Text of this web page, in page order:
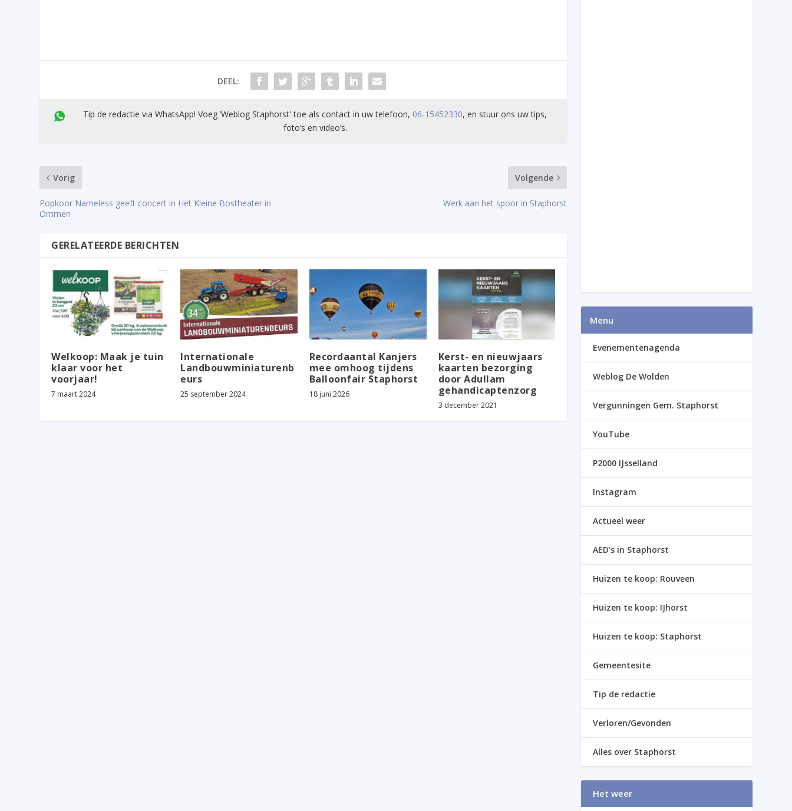
DEEL:
Tip de redactie via WhatsApp! Voeg ’Weblog Staphorst' toe als contact in uw telefoon, 06-15452330, en stuur ons uw tips,
foto’s en video’s.
Vorig
Popkoor Nameless geeft concert in Het Kleine Bostheater in
Ommen
Volgende
Werk aan het spoor in Staphorst
GERELATEERDE BERICHTEN
Welkoop: Maak je tuin
klaar voor het
voorjaar!
7 maart 2024
Internationale
Landbouwminiaturenb
eurs
25 september 2024
Recordaantal Kanjers
mee omhoog tijdens
Balloonfair Staphorst
18 juni 2026
Kerst- en nieuwjaars
kaarten bezorging
door Adullam
gehandicaptenzorg
3 december 2021
Menu
Evenementenagenda
Weblog De Wolden
Vergunningen Gem. Staphorst
YouTube
P2000 IJsselland
Instagram
Actueel weer
AED’s in Staphorst
Huizen te koop: Rouveen
Huizen te koop: IJhorst
Huizen te koop: Staphorst
Gemeentesite
Tip de redactie
Verloren/Gevonden
Alles over Staphorst
Het weer